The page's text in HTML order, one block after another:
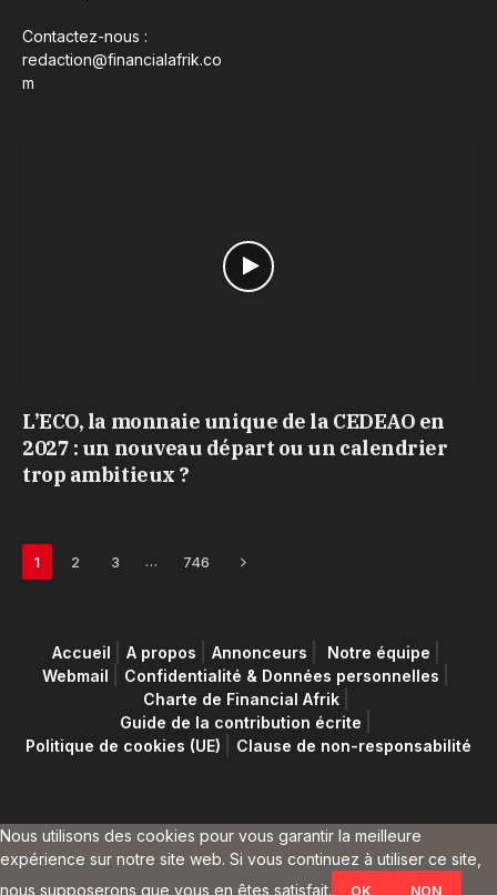
Contactez-nous :
redaction@financialafrik.co
m
L’ECO, la monnaie unique de la CEDEAO en
2027 : un nouveau départ ou un calendrier
trop ambitieux ?
1 2 3 … 746 Next
Accueil A propos Annonceurs
Notre équipe
Webmail
Confidentialité & Données personnelles
Charte de Financial Afrik
Guide de la contribution écrite
Politique de cookies (UE)
Clause de non-responsabilité
Nous utilisons des cookies pour vous garantir la meilleure
expérience sur notre site web. Si vous continuez à utiliser ce site,
nous supposerons que vous en êtes satisfait.
OK NON